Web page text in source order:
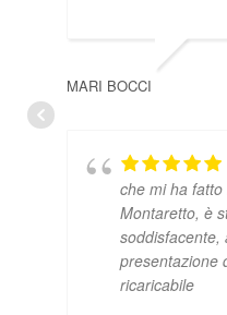
MARI BOCCI
che mi ha
Montaretto, è
soddisfacente,
presentazione
ricaricabile